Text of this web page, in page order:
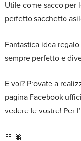
Utile come sacco per
perfetto sacchetto
Fantastica idea
sempre perfetto e
E voi? Provate a
pagina Facebook
vedere le vostre! Per
🎀 🎀